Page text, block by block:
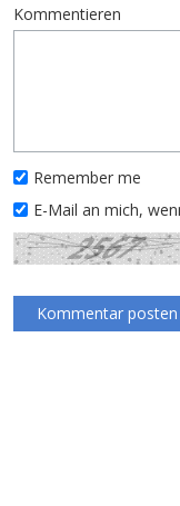
Kommentieren
Remember me
E-Mail an mich,